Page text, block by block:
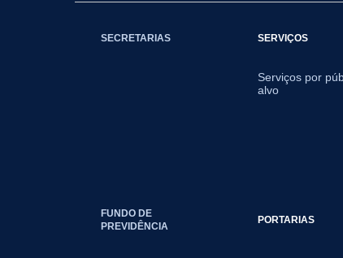
SECRETARIAS SERVIÇOS
Serviços por
alvo
FUNDO DE
PREVIDÊNCIA
PORTARIAS